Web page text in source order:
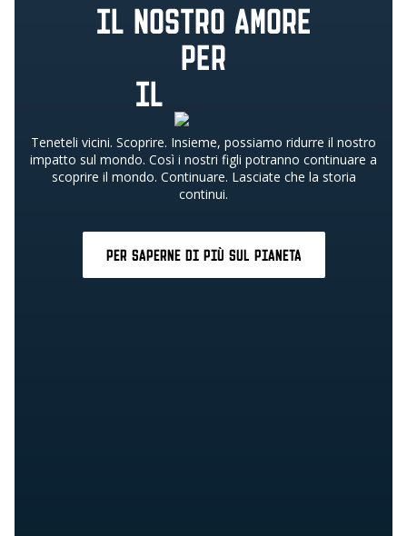
IL NOSTRO AMORE
PER
IL
Teneteli vicini. Scoprire. Insieme, possiamo ridurre il nostro
impatto sul mondo. Così i nostri figli potranno continuare a
scoprire il mondo. Continuare. Lasciate che la storia
continui.
PER SAPERNE DI PIÙ SUL PIANETA